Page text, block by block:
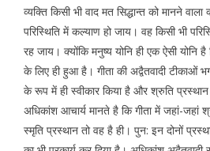
व्यक्ति किसी भी वाद मत सिद्धान्त को मानने
परिस्थिति में कल्याण हो जाय। वह किसी भी
रह जाय। क्योंकि मनुष्य योनि ही एक ऐसी
के लिए ही हुआ है। गीता की अद्वैतवादी टीकाओं
के रूप में ही स्वीकार किया है और श्रुति प्रस्थान
अधिकांश आचार्य मानते है कि गीता में जहां-जहां
स्मृति प्रस्थान तो वह है ही। पुन: इन दोनों